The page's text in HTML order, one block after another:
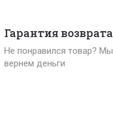
Гарантия возврата
Не понравился товар? Мы
вернем деньги